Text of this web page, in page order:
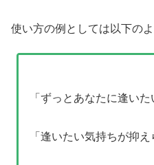
使い方の例としては以下のよ
「ずっとあなたに逢いた
「逢いたい気持ちが抑え